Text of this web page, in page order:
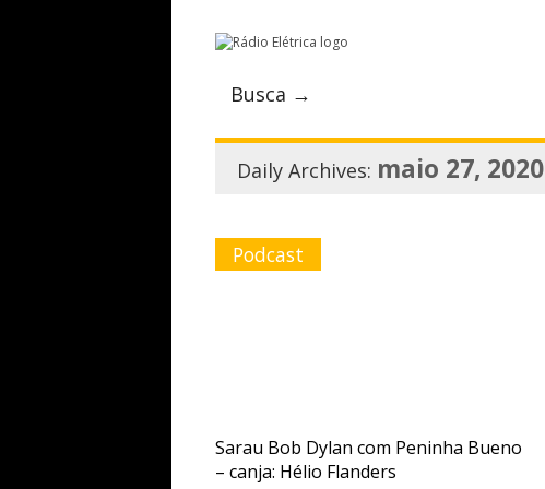
Busca →
Daily Archives: maio 27, 2020
Podcast
Sarau Bob Dylan com Peninha Bueno
– canja: Hélio Flanders